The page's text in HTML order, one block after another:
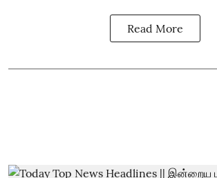
Read More